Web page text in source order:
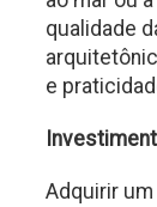
qualidade
e
Adquirir um